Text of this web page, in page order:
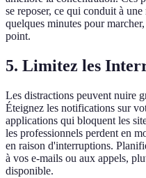
se reposer, ce qui conduit à
quelques minutes pour
point.
5. Limitez les
Les distractions peuvent nuire
Éteignez les notifications sur
applications qui bloquent les
les professionnels perdent en
en raison d'interruptions.
à vos e-mails ou aux appels,
disponible.